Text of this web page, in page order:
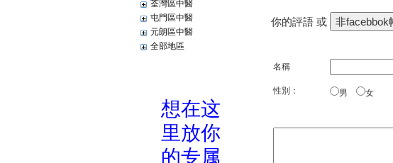
荃灣區中醫
屯門區中醫
元朗區中醫
全部地區
你的評語 或
名稱
性別：
男 女